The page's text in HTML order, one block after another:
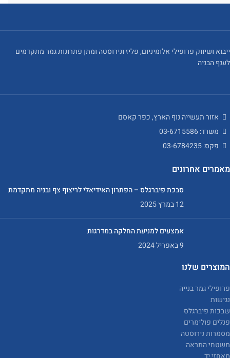
ייבוא ושיווק פרופילי אלומיניום, פליז ונירוסטה ומתן פתרונות גמר מתקדמים
לענף הבניה
אזור תעשייה נוף הארץ, כפר קאסם
משרד: 03-6715586
פקס: 03-6784235
מאמרים אחרונים
סבכת פיברגלס – הפתרון האידיאלי לריצוף צף ובניה מתקדמת
12 במרץ 2025
אמצעים למניעת החלקה במדרגות
9 באפריל 2024
המוצרים שלנו
פרופילי גמר בנייה
נגישות
שבכות פיברגלס
פנלים פולימרים
מסמרות נירוסטה
משטחי התראה